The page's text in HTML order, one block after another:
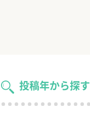
投稿年から探す